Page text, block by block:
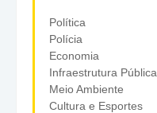
Política
Polícia
Economia
Infraestrutura Pública
Meio Ambiente
Cultura e Esportes